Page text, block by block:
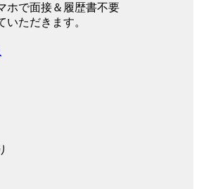
ホで面接＆履歴書不要
ただきます。